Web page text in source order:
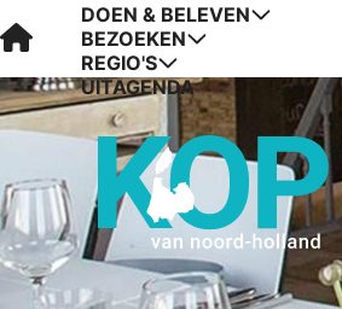
Visit Kop van Holland
DOEN & BELEVEN
BEZOEKEN
REGIO'S
UITAGENDA